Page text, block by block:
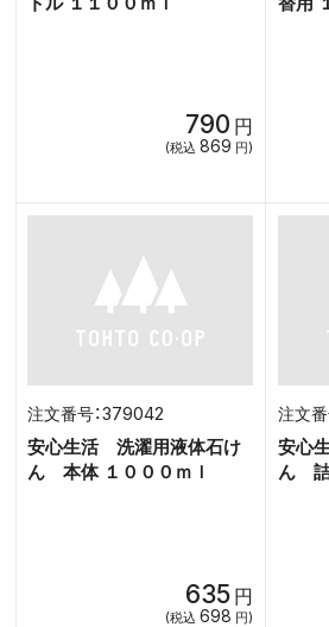
790 円
(税込 869 円)
379042
安心生活 洗濯用液体石け
ん 本体 １０００ｍｌ
635 円
(税込 698 円)
安心
ん 詰